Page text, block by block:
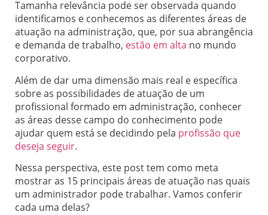
Tamanha relevância pode ser observada quando
identificamos e conhecemos as diferentes áreas de
atuação na administração, que, por sua abrangência
e demanda de trabalho, estão em alta no mundo
corporativo.
Além de dar uma dimensão mais real e específica
sobre as possibilidades de atuação de um
profissional formado em administração, conhecer
as áreas desse campo do conhecimento pode
ajudar quem está se decidindo pela profissão que
deseja seguir.
Nessa perspectiva, este post tem como meta
mostrar as 15 principais áreas de atuação nas quais
um administrador pode trabalhar. Vamos conferir
cada uma delas?